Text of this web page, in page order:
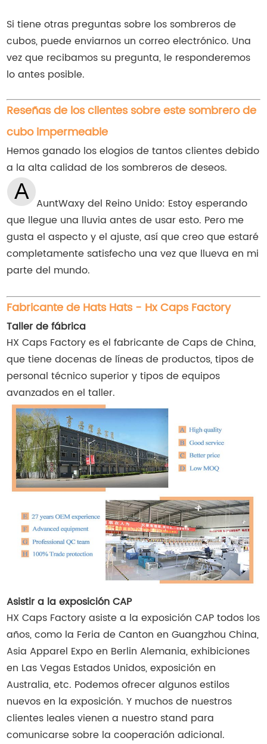
Si tiene otras preguntas sobre los sombreros de
cubos, puede enviarnos un correo electrónico. Una
vez que recibamos su pregunta, le responderemos
lo antes posible.
Reseñas de los clientes sobre este sombrero de
cubo impermeable
Hemos ganado los elogios de tantos clientes debido
a la alta calidad de los sombreros de deseos.
AuntWaxy del Reino Unido: Estoy esperando
que llegue una lluvia antes de usar esto. Pero me
gusta el aspecto y el ajuste, así que creo que estaré
completamente satisfecho una vez que llueva en mi
parte del mundo.
Fabricante de Hats Hats - Hx Caps Factory
Taller de fábrica
HX Caps Factory es el fabricante de Caps de China,
que tiene docenas de líneas de productos, tipos de
personal técnico superior y tipos de equipos
avanzados en el taller.
Asistir a la exposición CAP
HX Caps Factory asiste a la exposición CAP todos los
años, como la Feria de Canton en Guangzhou China,
Asia Apparel Expo en Berlin Alemania, exhibiciones
en Las Vegas Estados Unidos, exposición en
Australia, etc. Podemos ofrecer algunos estilos
nuevos en la exposición. Y muchos de nuestros
clientes leales vienen a nuestro stand para
comunicarse sobre la cooperación adicional.